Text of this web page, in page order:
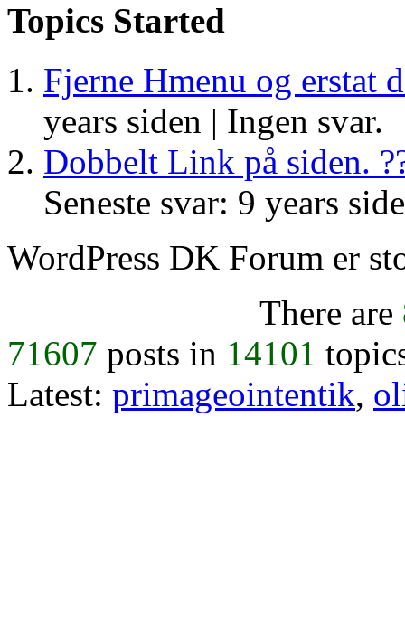
Topics Started
Fjerne Hmenu og erstat
years siden | Ingen svar.
Dobbelt Link på siden.
Seneste svar: 9 years
WordPress DK Forum er
There are
71607 posts in 14101
Latest: primageointentik,